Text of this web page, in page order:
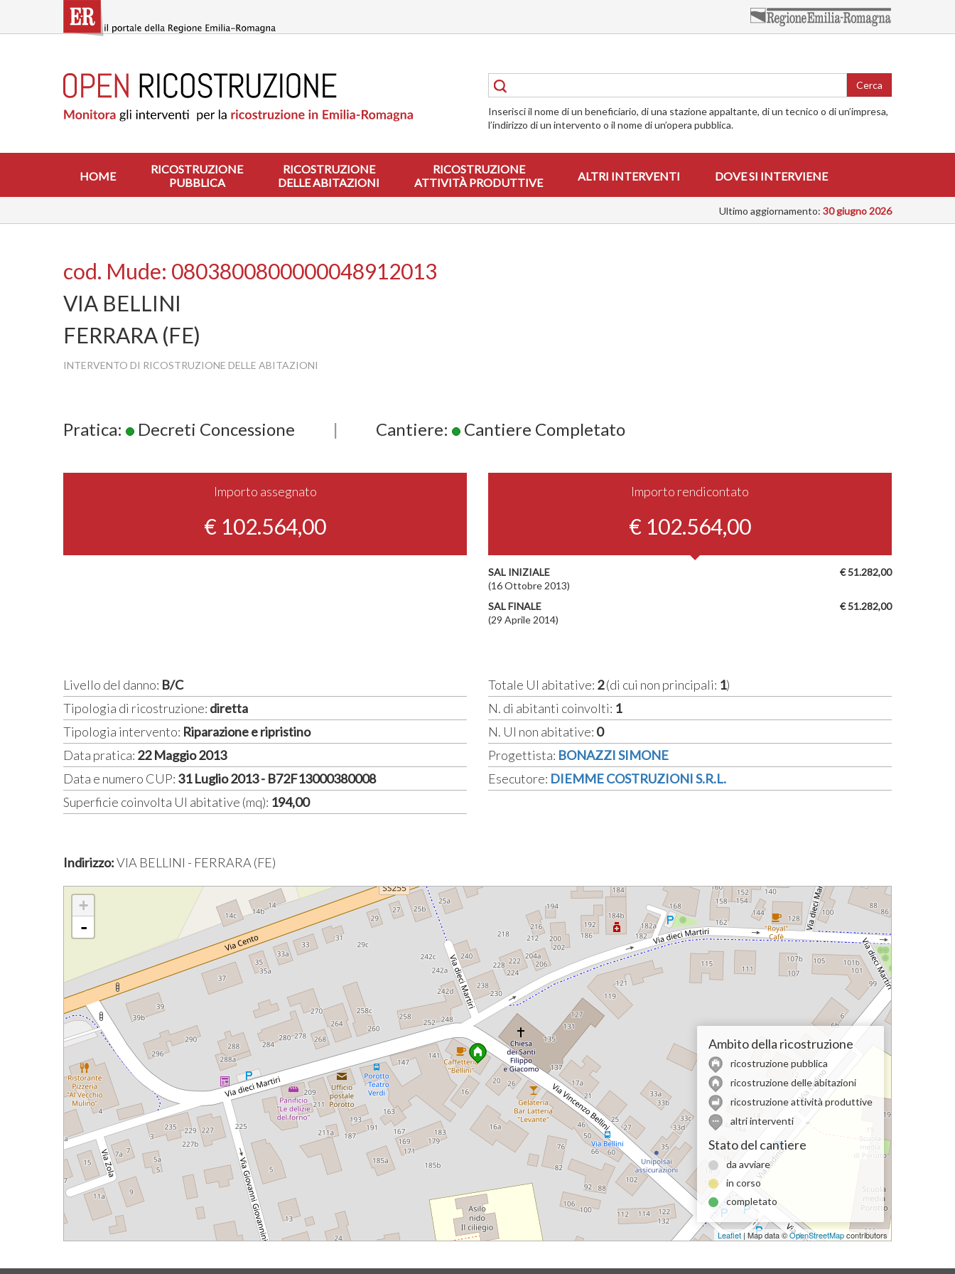
contenuto
RICOSTRUZIONE
PUBBLICA
ABITAZIONI
RICOSTRUZIONE
ATTIVITÀ
INTERVIENE
Cerca
Inserisci il nome di un beneficiario, di una stazione appaltante, di un tecnico o di un’impresa,
l’indirizzo di un intervento o il nome di un’opera pubblica.
HOME
RICOSTRUZIONE
PUBBLICA
RICOSTRUZIONE
DELLE ABITAZIONI
RICOSTRUZIONE
ATTIVITÀ PRODUTTIVE
ALTRI INTERVENTI DOVE SI INTERVIENE
Ultimo aggiornamento: 30 giugno 2026
cod. Mude: 0803800800000048912013
VIA BELLINI
FERRARA (FE)
INTERVENTO DI RICOSTRUZIONE DELLE ABITAZIONI
Pratica: Decreti Concessione | Cantiere: Cantiere Completato
Importo assegnato
€ 102.564,00
Importo rendicontato
€ 102.564,00
€ 51.282,00
SAL INIZIALE
(16 Ottobre 2013)
€ 51.282,00
SAL FINALE
(29 Aprile 2014)
Livello del danno: B/C
Tipologia di ricostruzione: diretta
Tipologia intervento: Riparazione e ripristino
Data pratica: 22 Maggio 2013
Data e numero CUP: 31 Luglio 2013 - B72F13000380008
Superficie coinvolta UI abitative (mq): 194,00
Totale UI abitative: 2(di cui non principali: 1)
N. di abitanti coinvolti: 1
N. UI non abitative: 0
Progettista: BONAZZI SIMONE
Esecutore: DIEMME COSTRUZIONI S.R.L.
Indirizzo:VIA BELLINI - FERRARA (FE)
+
-
Ambito della ricostruzione
ricostruzione pubblica
ricostruzione delle abitazioni
ricostruzione attività produttive
altri interventi
Stato del cantiere
da avviare
in corso
completato
Leaflet | Map data ©OpenStreetMapcontributors